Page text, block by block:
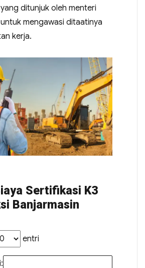
ditunjuk oleh menteri
mengawasi ditaatinya
kerja.
Sertifikasi K3
Banjarmasin
entri